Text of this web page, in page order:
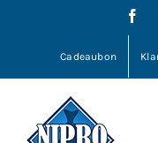
Cadeaubon